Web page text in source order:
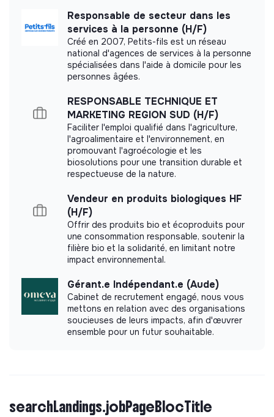
Responsable de secteur dans les
services à la personne (H/F)
Créé en 2007, Petits-fils est un réseau
national d'agences de services à la personne
spécialisées dans l'aide à domicile pour les
personnes âgées.
RESPONSABLE TECHNIQUE ET
MARKETING REGION SUD (H/F)
Faciliter l'emploi qualifié dans l'agriculture,
l'agroalimentaire et l'environnement, en
promouvant l'agroécologie et les
biosolutions pour une transition durable et
respectueuse de la nature.
Vendeur en produits biologiques HF
(H/F)
Offrir des produits bio et écoproduits pour
une consommation responsable, soutenir la
filière bio et la solidarité, en limitant notre
impact environnemental.
Gérant.e Indépendant.e (Aude)
Cabinet de recrutement engagé, nous vous
mettons en relation avec des organisations
soucieuses de leurs impacts, afin d'œuvrer
ensemble pour un futur souhaitable.
searchLandings.jobPageBlocTitle